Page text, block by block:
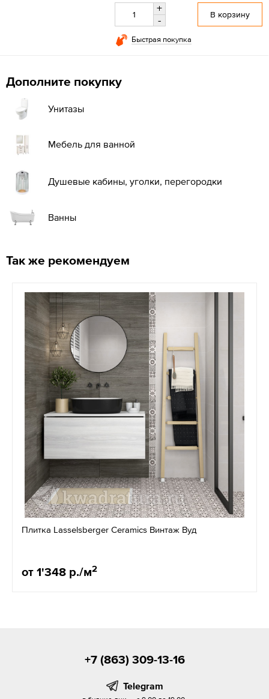
+
-
В корзину
Быстрая покупка
Дополните покупку
Унитазы
Мебель для ванной
Душевые кабины, уголки, перегородки
Ванны
Так же рекомендуем
Плитка Lasselsberger Ceramics Винтаж Вуд
от 1'348 р./м2
+7 (863) 309-13-16
Telegram